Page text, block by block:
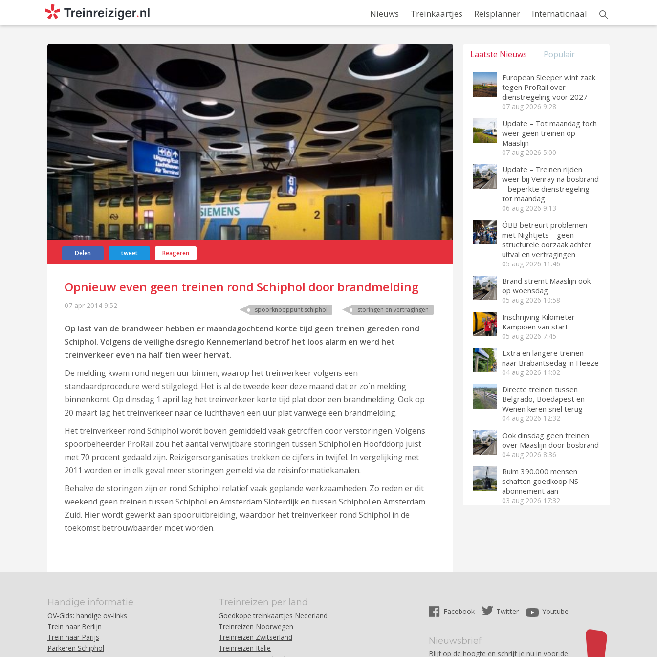
Nieuws Treinkaartjes Reisplanner Internationaal
Delen tweet Reageren
Opnieuw even geen treinen rond Schiphol door brandmelding
07 apr 2014 9:52 spoorknooppunt schiphol storingen en vertragingen
Op last van de brandweer hebben er maandagochtend korte tijd geen treinen gereden rond
Schiphol. Volgens de veiligheidsregio Kennemerland betrof het loos alarm en werd het
treinverkeer even na half tien weer hervat.
De melding kwam rond negen uur binnen, waarop het treinverkeer volgens een
standaardprocedure werd stilgelegd. Het is al de tweede keer deze maand dat er zo´n melding
binnenkomt. Op dinsdag 1 april lag het treinverkeer korte tijd plat door een brandmelding. Ook op
20 maart lag het treinverkeer naar de luchthaven een uur plat vanwege een brandmelding.
Het treinverkeer rond Schiphol wordt boven gemiddeld vaak getroffen door verstoringen. Volgens
spoorbeheerder ProRail zou het aantal verwijtbare storingen tussen Schiphol en Hoofddorp juist
met 70 procent gedaald zijn. Reizigersorganisaties trekken de cijfers in twijfel. In vergelijking met
2011 worden er in elk geval meer storingen gemeld via de reisinformatiekanalen.
Behalve de storingen zijn er rond Schiphol relatief vaak geplande werkzaamheden. Zo reden er dit
weekend geen treinen tussen Schiphol en Amsterdam Sloterdijk en tussen Schiphol en Amsterdam
Zuid. Hier wordt gewerkt aan spooruitbreiding, waardoor het treinverkeer rond Schiphol in de
toekomst betrouwbaarder moet worden.
Laatste Nieuws Populair
European Sleeper wint zaak
tegen ProRail over
dienstregeling voor 2027
07 aug 2026 9:28
Update – Tot maandag toch
weer geen treinen op
Maaslijn
07 aug 2026 5:00
Update – Treinen rijden
weer bij Venray na bosbrand
– beperkte dienstregeling
tot maandag
06 aug 2026 9:13
ÖBB betreurt problemen
met Nightjets – geen
structurele oorzaak achter
uitval en vertragingen
05 aug 2026 11:46
Brand stremt Maaslijn ook
op woensdag
05 aug 2026 10:58
Inschrijving Kilometer
Kampioen van start
05 aug 2026 7:45
Extra en langere treinen
naar Brabantsedag in Heeze
04 aug 2026 14:02
Directe treinen tussen
Belgrado, Boedapest en
Wenen keren snel terug
04 aug 2026 12:32
Ook dinsdag geen treinen
over Maaslijn door bosbrand
04 aug 2026 8:36
Ruim 390.000 mensen
schaften goedkoop NS-
abonnement aan
03 aug 2026 17:32
Handige informatie
OV-Gids: handige ov-links
Trein naar Berlijn
Trein naar Parijs
Parkeren Schiphol
Treinreizen per land
Goedkope treinkaartjes Nederland
Treinreizen Noorwegen
Treinreizen Zwitserland
Treinreizen Italië
Facebook Twitter Youtube
Nieuwsbrief
Blijf op de hoogte en schrijf je nu in voor de